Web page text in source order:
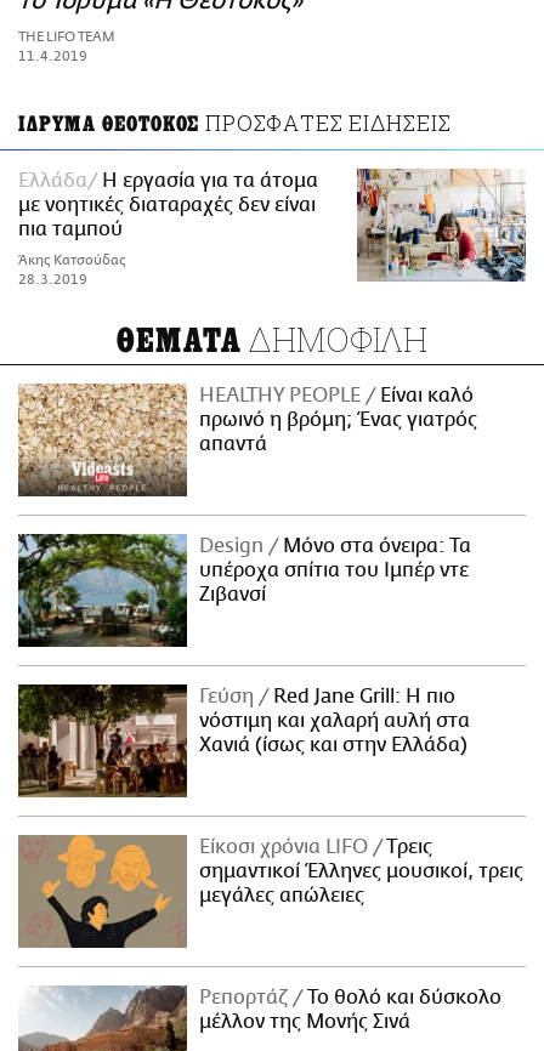
ΑΜΠΑ
PRINT
THE LIFO TEAM
11.4.2019
ΙΔΡΥΜΑ ΘΕΟΤΟΚΟΣ ΠΡΟΣΦΑΤΕΣ ΕΙΔΗΣΕΙΣ
Ελλάδα
Η εργασία για τα άτομα
με νοητικές διαταραχές δεν είναι
πια ταμπού
Άκης Κατσούδας
28.3.2019
ΘΕΜΑΤΑ ΔΗΜΟΦΙΛΗ
HEALTHY PEOPLE
Είναι καλό
πρωινό η βρόμη; Ένας γιατρός
απαντά
Design
Μόνο στα όνειρα: Τα
υπέροχα σπίτια του Ιμπέρ ντε
Ζιβανσί
Γεύση
Red Jane Grill: Η πιο
νόστιμη και χαλαρή αυλή στα
Χανιά (ίσως και στην Ελλάδα)
Είκοσι χρόνια LIFO
Tρεις
σημαντικοί Έλληνες μουσικοί, τρεις
μεγάλες απώλειες
Ρεπορτάζ
Το θολό και δύσκολο
μέλλον της Μονής Σινά